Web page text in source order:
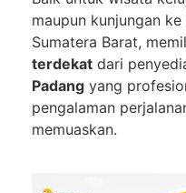
maupun kunjungan
Sumatera Barat,
terdekat dari
Padang yang
pengalaman
memuaskan.